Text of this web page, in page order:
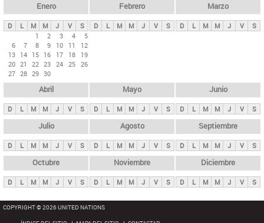
ds
p
n
i
p
a
l
s
Enero
D L M M J V
S
1
2 3 4
5
6
7 8 9 10 11
12
13 14 15 16 17 18
19
20 21 22 23 24 25 26
27 28 29 30
Febrero
D L M M J V S
Marzo
D L M M J V S
Abril
D L M M J V S
Mayo
D L M M J V S
Junio
D L M M J V S
Julio
D L M M J V S
Agosto
D L M M J V S
Septiembre
D L M M J V S
Octubre
D L M M J V S
Noviembre
D L M M J V S
Diciembre
D L M M J V S
COPYRIGHT © 2026 UNITED NATIONS